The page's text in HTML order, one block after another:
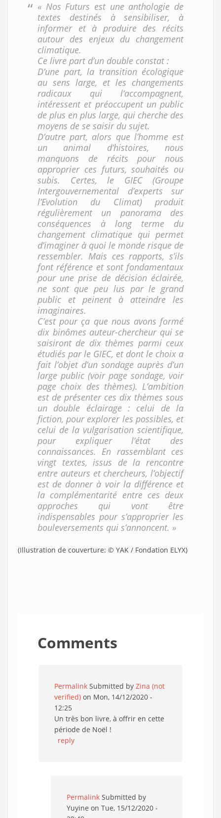
« Nos Futurs est une anthologie de
textes destinés à sensibiliser, à
informer et à produire des récits
autour des enjeux du changement
climatique.
Ce livre part d’un double constat :
D’une part, la transition écologique
au sens large, et les changements
radicaux qui l‘accompagnent,
intéressent et préoccupent un public
de plus en plus large, qui cherche des
moyens de se saisir du sujet.
D’autre part, alors que l’homme est
un animal d’histoires, nous
manquons de récits pour nous
approprier ces futurs, souhaités ou
subis. Certes, le GIEC (Groupe
Intergouvernemental d’experts sur
l’Evolution du Climat) produit
régulièrement un panorama des
conséquences à long terme du
changement climatique qui permet
d’imaginer à quoi le monde risque de
ressembler. Mais ces rapports, s’ils
font référence et sont fondamentaux
pour une prise de décision éclairée,
ne sont que peu lus par le grand
public et peinent à atteindre les
imaginaires.
C’est pour ça que nous avons formé
dix binômes auteur-chercheur qui se
saisiront de dix thèmes parmi ceux
étudiés par le GIEC, et dont le choix a
fait l’objet d’un sondage auprès d’un
large public (voir page sondage, voir
page choix des thèmes). L’ambition
est de présenter ces dix thèmes sous
un double éclairage : celui de la
fiction, pour explorer les possibles, et
celui de la vulgarisation scientifique,
pour expliquer l’état des
connaissances. En rassemblant ces
vingt textes, issus de la rencontre
entre auteurs et chercheurs, l’objectif
est de donner à voir la différence et
la complémentarité entre ces deux
approches qui vont être
indispensables pour s’approprier les
bouleversements qui s’annoncent. »
(Illustration de couverture: © YAK / Fondation ELYX)
Comments
Permalink Submitted by Zina (not
verified) on Mon, 14/12/2020 -
12:25
Un très bon livre, à offrir en cette
période de Noël !
reply
Permalink Submitted by
Yuyine on Tue, 15/12/2020 -